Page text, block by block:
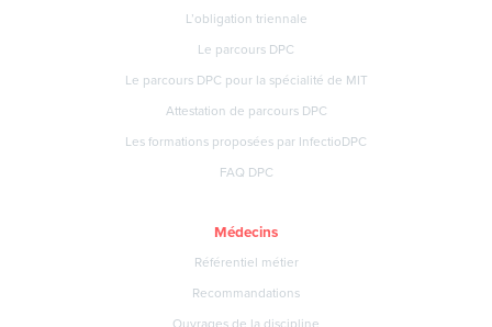
L’obligation triennale
Le parcours DPC
Le parcours DPC pour la spécialité de MIT
Attestation de parcours DPC
Les formations proposées par InfectioDPC
FAQ DPC
Médecins
Référentiel métier
Recommandations